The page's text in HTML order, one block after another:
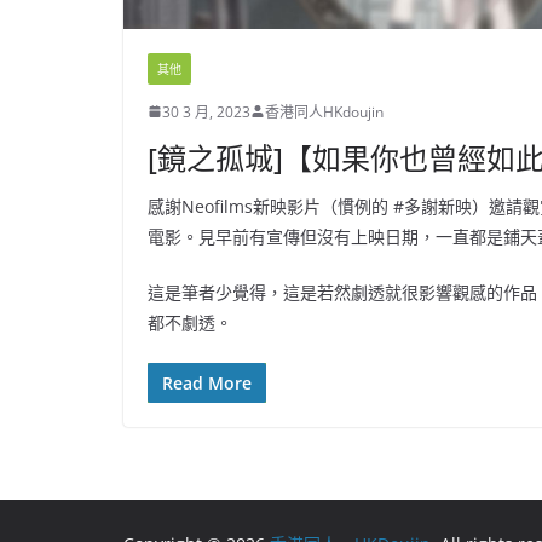
其他
30 3 月, 2023 香港同人HKdoujin
[鏡之孤城]【如果你也曾經如
感謝Neofilms新映影片（慣例的 #多謝新映）邀請
電影。見早前有宣傳但沒有上映日期，一直都是鋪
這是筆者少覺得，這是若然劇透就很影響觀感的作
都不劇透。
Read More